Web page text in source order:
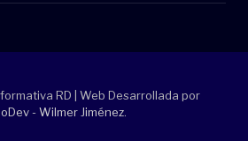
RD | Web Desarrollada por
- Wilmer Jiménez.